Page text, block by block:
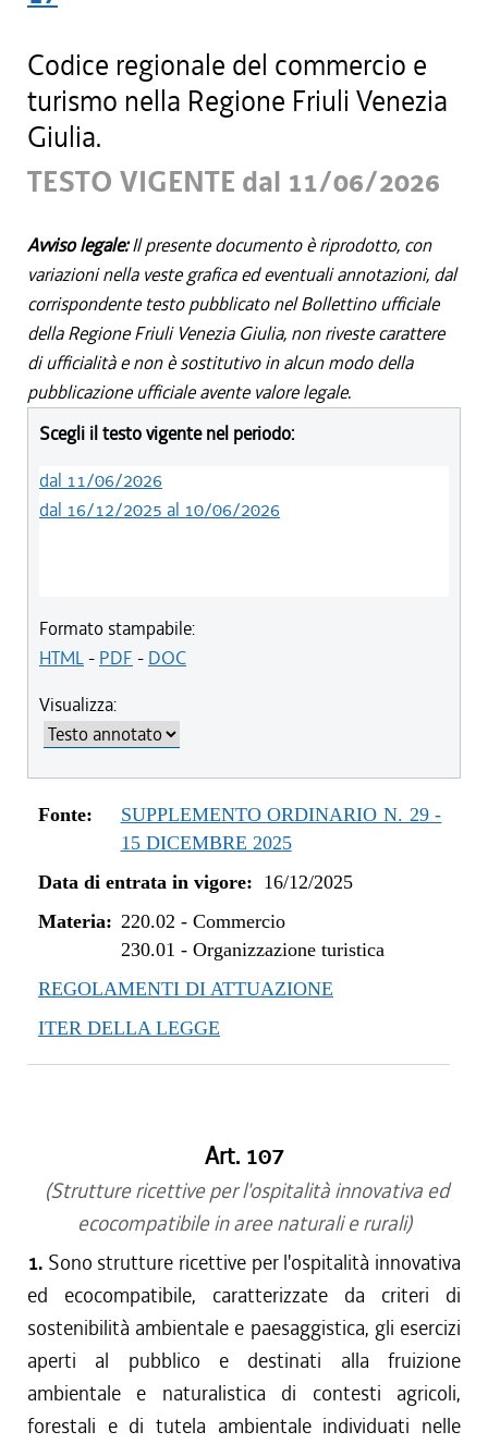
Codice regionale del commercio e
turismo nella Regione Friuli Venezia
Giulia.
TESTO VIGENTE dal 11/06/2026
Avviso legale:Il presente documento è riprodotto, con
variazioni nella veste grafica ed eventuali annotazioni, dal
corrispondente testo pubblicato nel Bollettino ufficiale
della Regione Friuli Venezia Giulia, non riveste carattere
di ufficialità e non è sostitutivo in alcun modo della
pubblicazione ufficiale avente valore legale.
Scegli il testo vigente nel periodo:
dal 11/06/2026
dal 16/12/2025 al 10/06/2026
Formato stampabile:
HTML- PDF - DOC
Visualizza:
Fonte:
SUPPLEMENTO ORDINARIO N. 29 -
15 DICEMBRE 2025
Data di entrata in vigore: 16/12/2025
Materia: 220.02 - Commercio
230.01 - Organizzazione turistica
REGOLAMENTI DI ATTUAZIONE
ITER DELLA LEGGE
Art. 107
(Strutture ricettive per l'ospitalità innovativa ed
ecocompatibile in aree naturali e rurali)
1. Sono strutture ricettive per l'ospitalità innovativa
ed ecocompatibile, caratterizzate da criteri di
sostenibilità ambientale e paesaggistica, gli esercizi
aperti al pubblico e destinati alla fruizione
ambientale e naturalistica di contesti agricoli,
forestali e di tutela ambientale individuati nelle